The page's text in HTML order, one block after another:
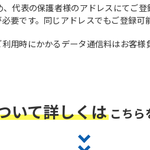
代表の保護者様のアドレスにてご登
です。同じアドレスでもご登録可能
用時にかかるデータ通信料はお客様
いて詳しくは こち